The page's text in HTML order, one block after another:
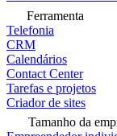
Ferramenta
Telefonia
CRM
Calendários
Contact Center
Tarefas e projetos
Criador de sites
Tamanho da